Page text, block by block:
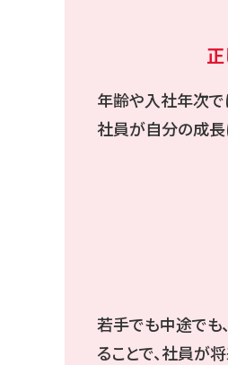
正
年齢や入社年次で
社員が自分の成長
若手でも中途でも
ることで、社員が